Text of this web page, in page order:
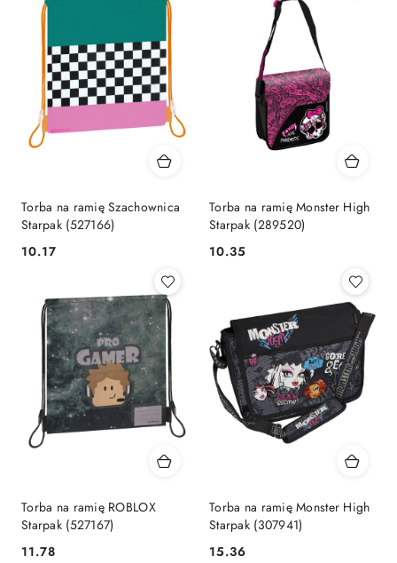
Torba na ramię Szachownica
Starpak (527166)
Cena:
10.17
Torba na ramię Monster High
Starpak (289520)
Cena:
10.35
Torba na ramię ROBLOX
Starpak (527167)
Cena:
11.78
Torba na ramię Monster High
Starpak (307941)
Cena:
15.36